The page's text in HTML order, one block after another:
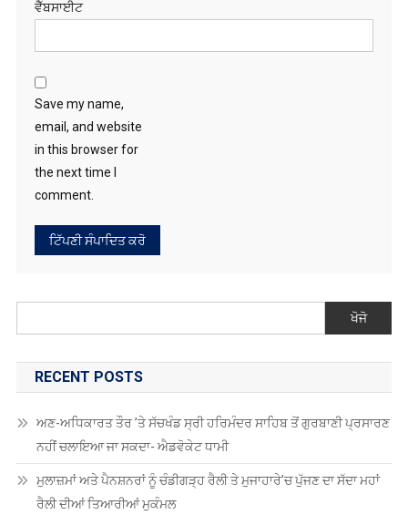
email, and website
in this browser for
the next time I
ਨਹੀਂ ਚਲਾਇਆ ਜਾ ਸਕਦਾ- ਐਡਵੋਕੇਟ ਧਾਮੀ
ਮੁਲਾਜ਼ਮਾਂ ਅਤੇ ਪੈਨਸ਼ਨਰਾਂ ਨੂੰ ਚੰਡੀਗੜ੍ਹ ਰੈਲੀ ਤੇ ਮੁਜਾਹਾਰੇ’ਚ ਪੁੱਜਣ ਦਾ ਸੱਦਾ ਮਹਾਂ
ਰੈਲੀ ਦੀਆਂ ਤਿਆਰੀਆਂ ਮੁਕੰਮਲ
ਐਲਜੀ ਨੇ ਨਵੇਂ ਅਲਟਰਾ-ਲਾਰਜ ਏਆਈ ਟੀਵੀ ਅਤੇ ਨੇਕਸਟ-ਜਨਰੇਸ਼ਨ ਮਿਨੀ